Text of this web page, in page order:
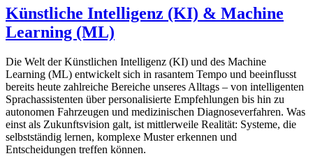
Künstliche Intelligenz (KI) & Machine
Learning (ML)
Die Welt der Künstlichen Intelligenz (KI) und des Machine
Learning (ML) entwickelt sich in rasantem Tempo und beeinflusst
bereits heute zahlreiche Bereiche unseres Alltags – von intelligenten
Sprachassistenten über personalisierte Empfehlungen bis hin zu
autonomen Fahrzeugen und medizinischen Diagnoseverfahren. Was
einst als Zukunftsvision galt, ist mittlerweile Realität: Systeme, die
selbstständig lernen, komplexe Muster erkennen und
Entscheidungen treffen können.